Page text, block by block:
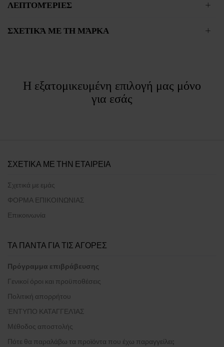
ΛΕΠΤΟΜΈΡΙΕΣ
ΣΧΕΤΙΚΆ ΜΕ ΤΗ ΜΆΡΚΑ
Η εξατομικευμένη επιλογή μας μόνο
για εσάς
ΣΧΕΤΙΚΑ ΜΕ ΤΗΝ ΕΤΑΙΡΕΙΑ
Σχετικά με εμάς
ΦΟΡΜΑ ΕΠΙΚΟΙΝΩΝΙΑΣ
Επικοινωνία
ΤΑ ΠΑΝΤΑ ΓΙΑ ΤΙΣ ΑΓΟΡΕΣ
Πρόγραμμα επιβράβευσης
Γενικοί όροι και προϋποθέσεις
Πολιτική απορρήτου
ΈΝΤΥΠΟ ΚΑΤΑΓΓΕΛΊΑΣ
Μέθοδος αποστολής
Πότε θα παραλάβω τα προϊόντα που έχω παραγγείλει;